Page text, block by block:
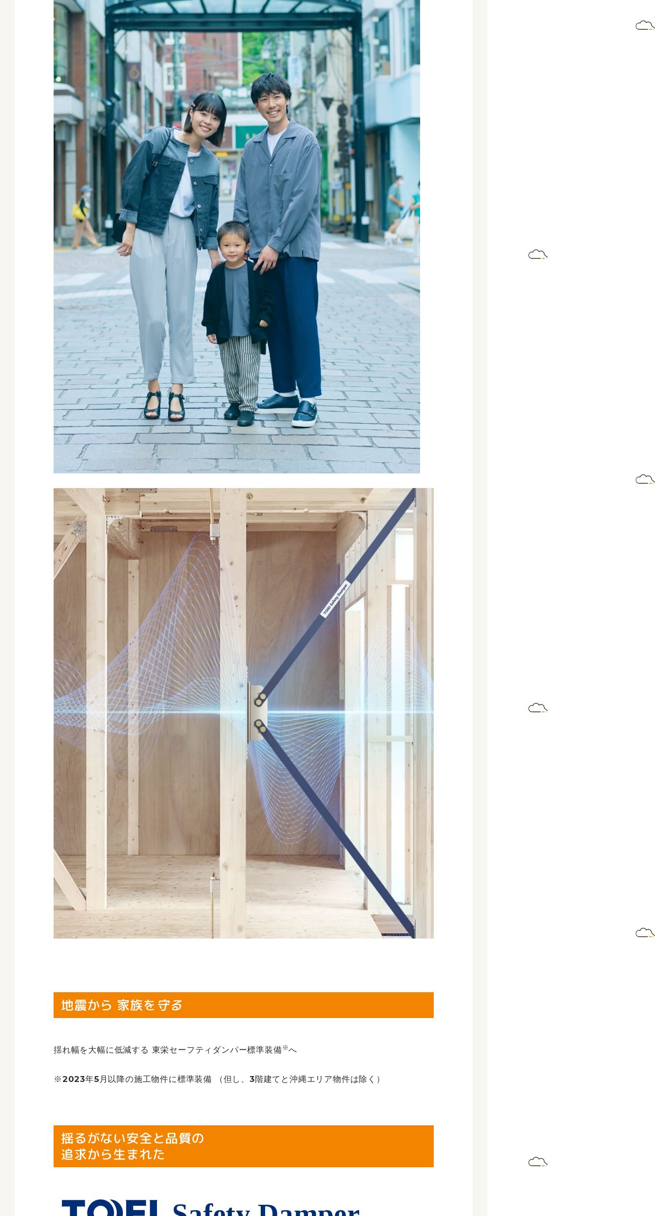
地震から 家族を守る
揺れ幅を大幅に低減する 東栄セーフティダンパー標準装備 ※へ
※2023年5月以降の施工物件に標準装備 （但し、3階建てと沖縄エリア物件は除く）
揺るがない安全と品質の
追求から生まれた